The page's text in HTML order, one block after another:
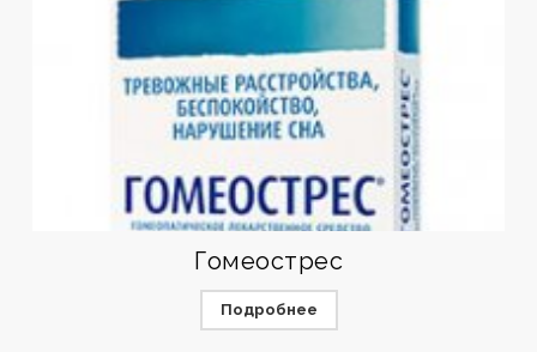
Гомеострес
Подробнее